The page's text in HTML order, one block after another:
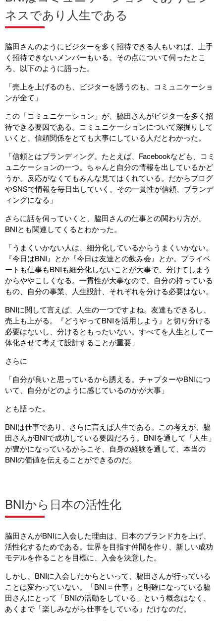
ネスであり人生である
脇田さんのようにビジターを多く招待できる人もいれば、上手
く招待できないメンバーもいる。その点について伺ったとこ
ろ、以下のように語った。
「売上を上げるのも、ビジターを誘うのも、コミュニケーショ
ンが全て」
この「コミュニケーション」が、脇田さんがビジターを多く招
待できる要因である。コミュニケーションについて深掘りして
いくと、信頼関係をとても大事にしている人だとわかった。
「信頼とはブランディング。たとえば、Facebookなども、コミ
ュニケーションの一つ。ちゃんと自分の情報を出しているかど
うか。反応がなくてもみんな見てはくれている。だからブログ
やSNSで情報を毎日出していく。その一貫性が信頼、ブランデ
ィングになる」
さらに話を伺っていくと、脇田さんの仕事との関わり方が、
BNIとも関連してくるとわかった。
「うまくいかない人は、細分化しているからうまくいかない。
『今日はBNI』とか『今日は友達との飲み会』とか。プライベ
ートも仕事もBNIも細分化しないことが大事で、分けてしまう
からややこしくなる。一貫性が大事なので、自分の持っている
もの、自分の事業、人生設計、それぞれを分ける必要はない。
BNIに関して言えば、人生の一つですよね。友達もできるし、
売上も上がる。『どうやってBNIを活用しよう』と切り分ける
必要はないし、分けるともったいない。すべてを人生として一
体化させて考えて設計することが重要」
さらに
「自分が良いと思っているから誘える。チャプターやBNIにつ
いて、自分がどのように感じているのかが大事」
とも語った。
BNIは仕事であり、さらに言えば人生である。この考えが、脇
田さんがBNIで成功している要因だろう。BNIを通して「人生」
が豊かになっているからこそ、自身の経験を通して、本当の
BNIの価値を伝えることができるのだ。
BNIから日本の活性化
脇田さんがBNIに入会した理由は、日本のブランド力を上げ、
活性化するためである。世界を目指す仲間を作り、新しい成功
モデルを作ることを目標に、入会を決意した。
しかし、BNIに入会したからといって、脇田さんが行っている
ことは変わっていない。「BNI＝仕事」と明確になっている脇
田さんにとって「BNIの活動をしている」という概念はなく、
あくまで「楽しみながら仕事をしている」だけなのだ。